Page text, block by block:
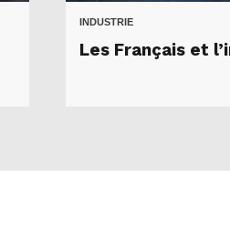
INDUSTRIE
Les Français et